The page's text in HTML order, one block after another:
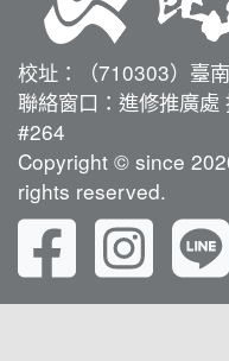
校址：（710303）臺
聯絡窗口：進修推廣
#264
Copyright © since
rights reserved.